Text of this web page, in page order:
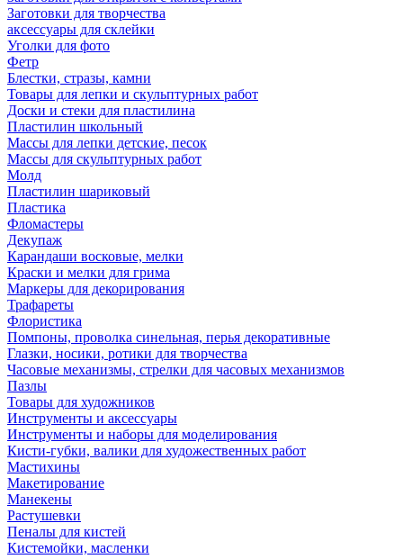
Заготовки для творчества
аксессуары для склейки
Уголки для фото
Фетр
Блестки, стразы, камни
Товары для лепки и скульптурных работ
Доски и стеки для пластилина
Пластилин школьный
Массы для лепки детские, песок
Массы для скульптурных работ
Молд
Пластилин шариковый
Пластика
Фломастеры
Декупаж
Карандаши восковые, мелки
Краски и мелки для грима
Маркеры для декорирования
Трафареты
Флористика
Помпоны, проволка синельная, перья декоративные
Глазки, носики, ротики для творчества
Часовые механизмы, стрелки для часовых механизмов
Пазлы
Товары для художников
Инструменты и аксессуары
Инструменты и наборы для моделирования
Кисти-губки, валики для художественных работ
Мастихины
Макетирование
Манекены
Растушевки
Пеналы для кистей
Кистемойки, масленки